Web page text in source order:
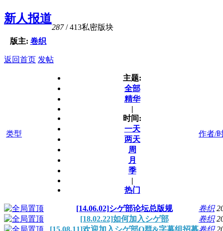
新人报道
版主: 卷织
287/ 413私密版块
返回首页 发帖
类型
主题:
全部
精华
|
时间:
一天
两天
周
月
季
|
热门
作者/
[14.06.02]シゲ部论坛总版规 卷织
[18.02.22]如何加入シゲ部
卷织